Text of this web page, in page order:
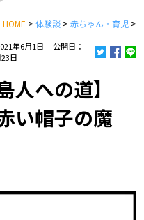
HOME > 体験談> 赤ちゃん・育児>
年6月1日
公開日：
日
人への道】
い帽子の魔